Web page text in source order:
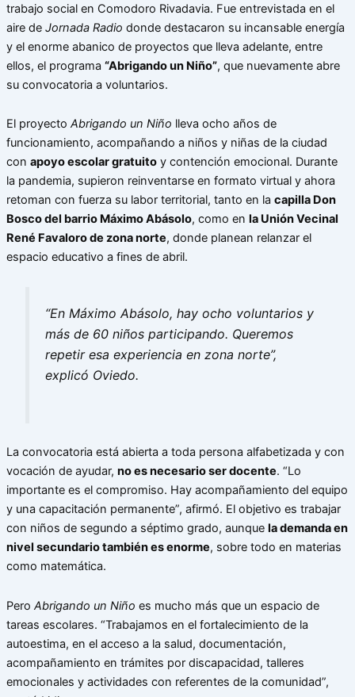
trabajo social en Comodoro Rivadavia. Fue entrevistada en el
aire de Jornada Radio donde destacaron su incansable energía
y el enorme abanico de proyectos que lleva adelante, entre
ellos, el programa “Abrigando un Niño”, que nuevamente abre
su convocatoria a voluntarios.
El proyecto Abrigando un Niño lleva ocho años de
funcionamiento, acompañando a niños y niñas de la ciudad
con apoyo escolar gratuitoy contención emocional. Durante
la pandemia, supieron reinventarse en formato virtual y ahora
retoman con fuerza su labor territorial, tanto en la capilla Don
Bosco del barrio Máximo Abásolo, como en la Unión Vecinal
René Favaloro de zona norte, donde planean relanzar el
espacio educativo a fines de abril.
“En Máximo Abásolo, hay ocho voluntarios y
más de 60 niños participando. Queremos
repetir esa experiencia en zona norte”,
explicó Oviedo.
La convocatoria está abierta a toda persona alfabetizada y con
vocación de ayudar, no es necesario ser docente. “Lo
importante es el compromiso. Hay acompañamiento del equipo
y una capacitación permanente”, afirmó. El objetivo es trabajar
con niños de segundo a séptimo grado, aunque la demanda en
nivel secundario también es enorme, sobre todo en materias
como matemática.
Pero Abrigando un Niño es mucho más que un espacio de
tareas escolares. “Trabajamos en el fortalecimiento de la
autoestima, en el acceso a la salud, documentación,
acompañamiento en trámites por discapacidad, talleres
emocionales y actividades con referentes de la comunidad”,